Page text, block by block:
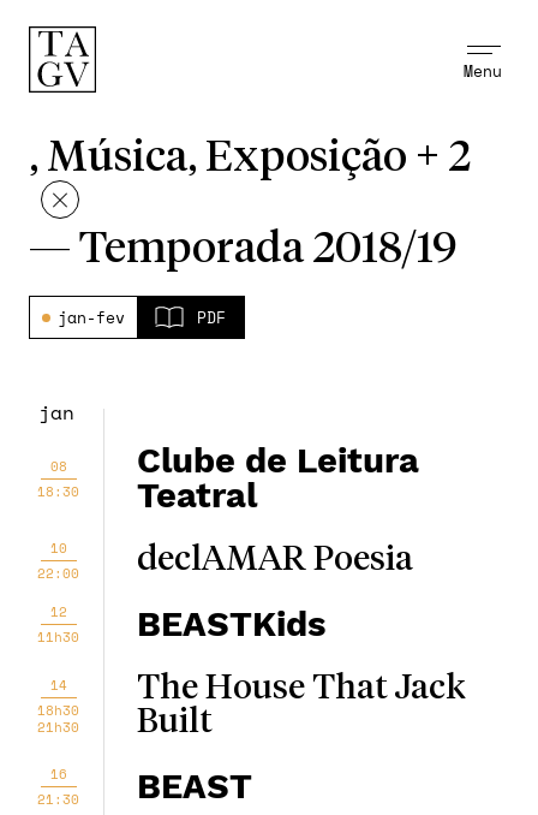
Menu
, Música, Exposição + 2
— Temporada 2018/19
jan-fev PDF
jan
08
18:30
Clube de Leitura
Teatral
10
22:00
declAMAR Poesia
12
11h30
BEASTKids
14
18h30
21h30
The House That Jack
Built
16
21:30
BEAST